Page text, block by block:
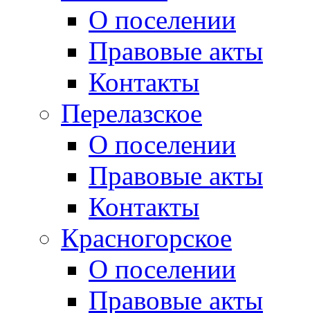
О поселении
Правовые акты
Контакты
Перелазское
О поселении
Правовые акты
Контакты
Красногорское
О поселении
Правовые акты